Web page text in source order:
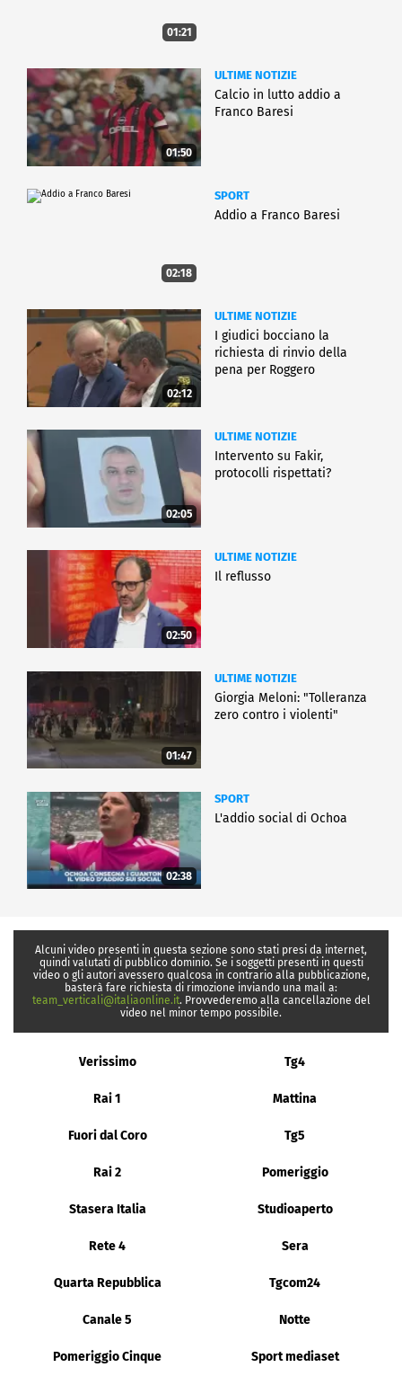
01:21
01:50
ULTIME NOTIZIE
Calcio in lutto addio a
Franco Baresi
02:18
SPORT
Addio a Franco Baresi
02:12
ULTIME NOTIZIE
I giudici bocciano la
richiesta di rinvio della
pena per Roggero
02:05
ULTIME NOTIZIE
Intervento su Fakir,
protocolli rispettati?
02:50
ULTIME NOTIZIE
Il reflusso
01:47
ULTIME NOTIZIE
Giorgia Meloni: "Tolleranza
zero contro i violenti"
02:38
SPORT
L'addio social di Ochoa
Alcuni video presenti in questa sezione sono stati presi da internet,
quindi valutati di pubblico dominio. Se i soggetti presenti in questi
video o gli autori avessero qualcosa in contrario alla pubblicazione,
basterà fare richiesta di rimozione inviando una mail a:
team_verticali@italiaonline.it. Provvederemo alla cancellazione del
video nel minor tempo possibile.
Verissimo Tg4
Rai 1 Mattina
Fuori dal Coro Tg5
Rai 2 Pomeriggio
Stasera Italia Studioaperto
Rete 4 Sera
Quarta Repubblica Tgcom24
Canale 5 Notte
Pomeriggio Cinque Sport mediaset